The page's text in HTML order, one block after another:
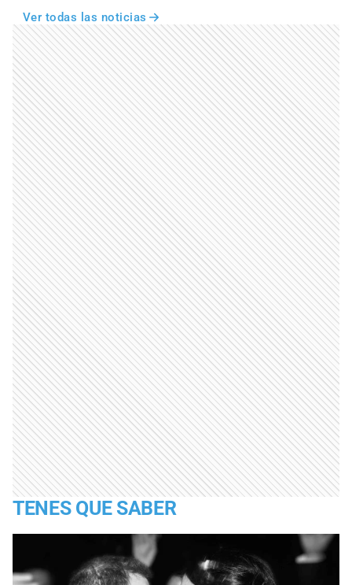
Ver todas las noticias
TENES QUE SABER